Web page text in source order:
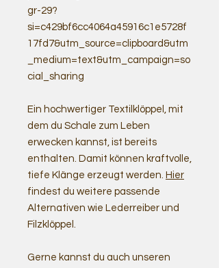
gr-29?
si=c429bf6cc4064a45916c1e5728f
17fd7&utm_source=clipboard&utm
_medium=text&utm_campaign=so
cial_sharing
Ein hochwertiger Textilklöppel, mit
dem du Schale zum Leben
erwecken kannst, ist bereits
enthalten. Damit können kraftvolle,
tiefe Klänge erzeugt werden. Hier
findest du weitere passende
Alternativen wie Lederreiber und
Filzklöppel.
Gerne kannst du auch unseren